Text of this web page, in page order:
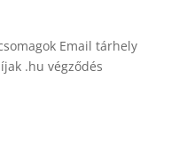
Email tárhely
.hu végződés